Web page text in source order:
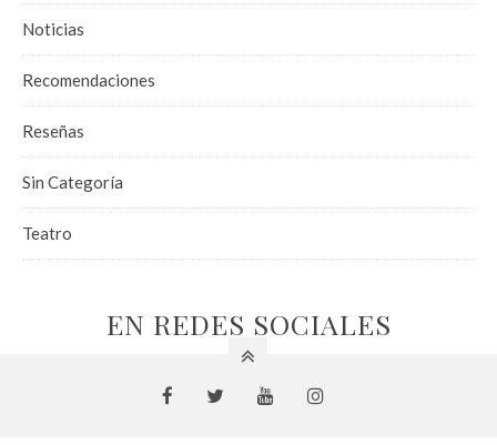
Noticias
Recomendaciones
Reseñas
Sin Categoría
Teatro
EN REDES SOCIALES